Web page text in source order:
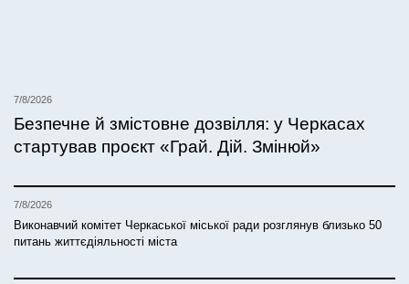
7/8/2026
Безпечне й змістовне дозвілля: у Черкасах
стартував проєкт «Грай. Дій. Змінюй»
7/8/2026
Виконавчий комітет Черкаської міської ради розглянув близько 50
питань життєдіяльності міста